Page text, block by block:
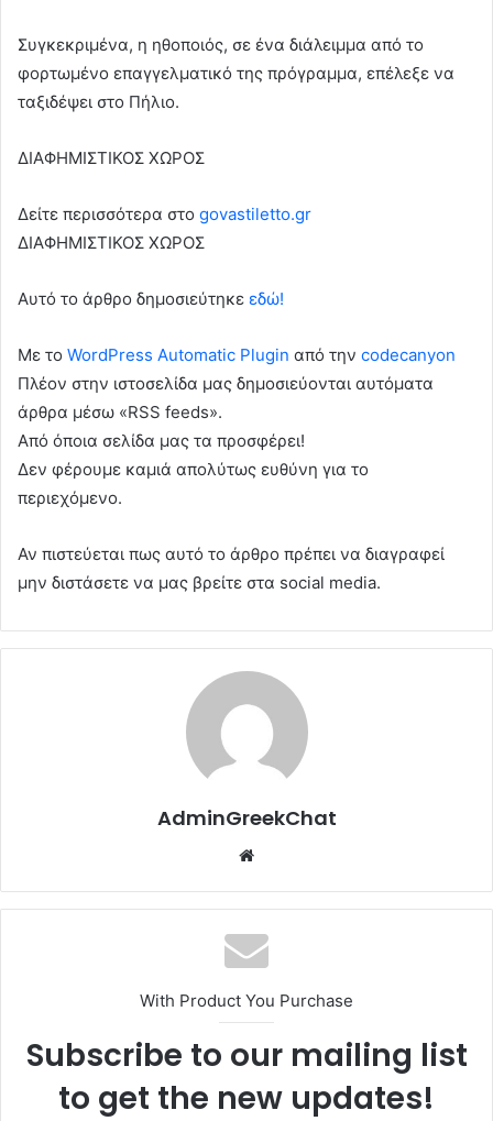
Συγκεκριμένα, η ηθοποιός, σε ένα διάλειμμα από το
φορτωμένο επαγγελματικό της πρόγραμμα, επέλεξε να
ταξιδέψει στο Πήλιο.
ΔΙΑΦΗΜΙΣΤΙΚΟΣ ΧΩΡΟΣ
Δείτε περισσότερα στο govastiletto.gr
ΔΙΑΦΗΜΙΣΤΙΚΟΣ ΧΩΡΟΣ
Αυτό το άρθρο δημοσιεύτηκε εδώ!
Με το WordPress Automatic Plugin από την codecanyon
Πλέον στην ιστοσελίδα μας δημοσιεύονται αυτόματα
άρθρα μέσω «RSS feeds».
Από όποια σελίδα μας τα προσφέρει!
Δεν φέρουμε καμιά απολύτως ευθύνη για το
περιεχόμενο.
Αν πιστεύεται πως αυτό το άρθρο πρέπει να διαγραφεί
μην διστάσετε να μας βρείτε στα social media.
AdminGreekChat
With Product You Purchase
Subscribe to our mailing list
to get the new updates!